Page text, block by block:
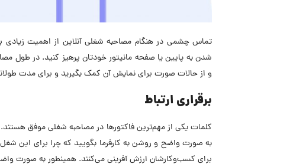
تماس چشمی در هنگام مصاحبه شغلی آنلاین از اهمیت زیادی
شدن به پایین یا صفحه مانیتور خودتان پرهیز کنید. در طول
و از حالات صورت برای نمایش آن کمک بگیرید و برای مدت
برقراری ارتباط
کلمات یکی از مهم‌ترین فاکتورها در مصاحبه شغلی موفق
به صورت واضح و روشن به کارفرما بگویید که چرا برای این
برای کسب‌وکارشان ارزش آفرینی می‌کنند. همینطور به صورت